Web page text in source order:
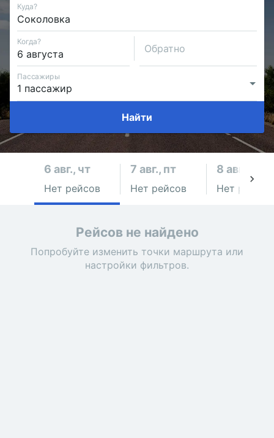
Куда?
Когда?
Обратно
Пассажиры
Найти
6 авг., чт
Нет рейсов
7 авг., пт
Нет рейсов
8 авг., сб
Нет рейсов
Рейсов не найдено
Попробуйте изменить точки маршрута или
настройки фильтров.